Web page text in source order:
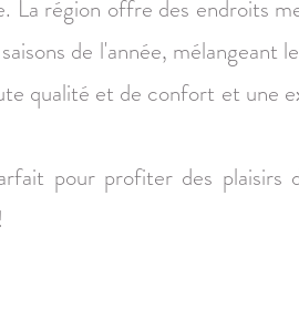
La région offre des endroits
de l'année, mélangeant
qualité et de confort et une
pour profiter des plaisirs